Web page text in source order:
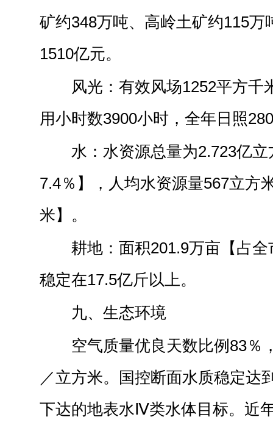
矿约348万吨、高岭土矿约115万
1510亿元。
风光：有效风场1252平方千
用小时数3900小时，全年日照
水：水资源总量为2.723亿
7.4％】，人均水资源量567立方
米】。
耕地：面积201.9万亩【占
稳定在17.5亿斤以上。
九、生态环境
空气质量优良天数比例83％
／立方米。国控断面水质稳定达
下达的地表水Ⅳ类水体目标。近